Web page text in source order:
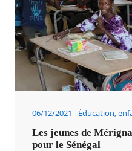
06/12/2021 Éducation,
Les jeunes de
pour le Sénégal